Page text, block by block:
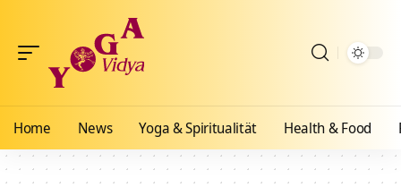
Home News Yoga & Spiritualität Health & Food